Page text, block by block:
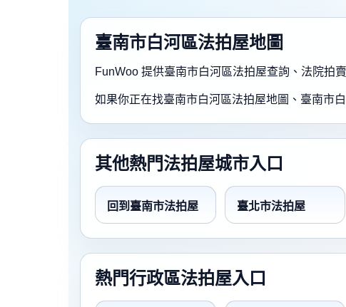
臺南市白河區法拍屋地圖
FunWoo 提供臺南市白河區法拍屋查詢、法院拍
如果你正在找臺南市白河區法拍屋地圖、臺南市
其他熱門法拍屋城市入口
回到臺南市法拍屋 臺北市法拍屋
熱門行政區法拍屋入口